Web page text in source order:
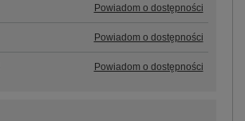
Powiadom o dostępności
Powiadom o dostępności
Powiadom o dostępności